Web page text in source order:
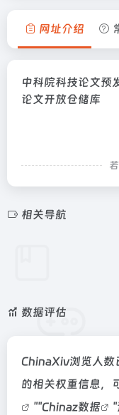
网址介绍
中科院科技论文预
论文开放仓储库
相关导航
数据评估
ChinaXiv浏览人数
的相关权重信息，
""Chinaz数据